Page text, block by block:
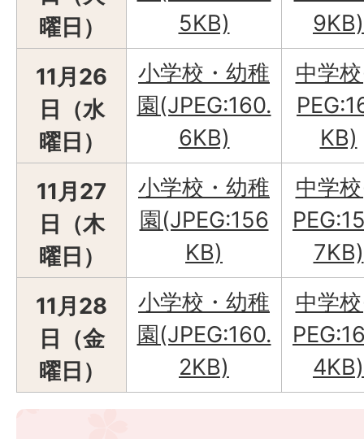
曜日）
5KB)
9KB)
11月26
日（水
曜日）
小学校・幼稚
園(JPEG:160.
6KB)
中学
KB)
11月27
日（木
曜日）
小学校・幼稚
園(JPEG:156
KB)
中学
7KB)
11月28
日（金
曜日）
小学校・幼稚
園(JPEG:160.
2KB)
中学
4KB)